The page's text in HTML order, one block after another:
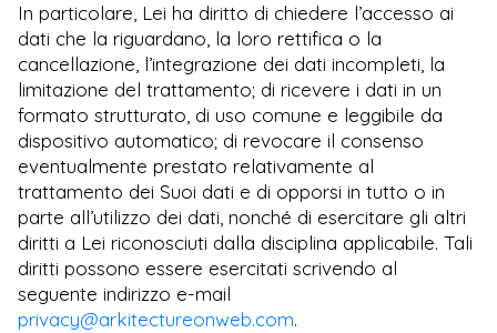
In particolare, Lei ha diritto di chiedere l’accesso ai
dati che la riguardano, la loro rettifica o la
cancellazione, l’integrazione dei dati incompleti, la
limitazione del trattamento; di ricevere i dati in un
formato strutturato, di uso comune e leggibile da
dispositivo automatico; di revocare il consenso
eventualmente prestato relativamente al
trattamento dei Suoi dati e di opporsi in tutto o in
parte all’utilizzo dei dati, nonché di esercitare gli altri
diritti a Lei riconosciuti dalla disciplina applicabile. Tali
diritti possono essere esercitati scrivendo al
seguente indirizzo e-mail
privacy@arkitectureonweb.com.